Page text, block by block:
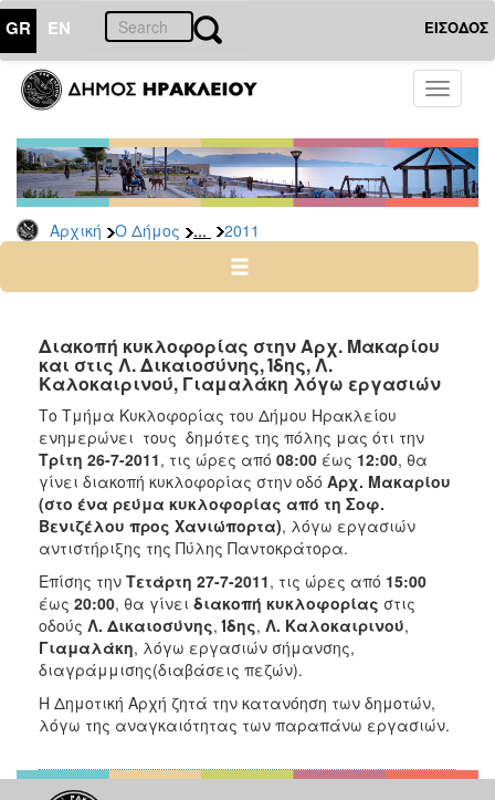
GR EN ΕΙΣΟΔΟΣ
Toggle
Αρχική Ο Δήμος ... 2011
ΔΗΜΟΣ
Δελτία
Τύπου
Αρχείο
2026
2024
2022
2021
2020
2019
2018
2017
2016
2015
2013
2012
2011
2010
2006
Διακοπή κυκλοφορίας στην Αρχ. Μακαρίου
και στις Λ. Δικαιοσύνης, Ίδης, Λ.
Καλοκαιρινού, Γιαμαλάκη λόγω εργασιών
Το Τμήμα Κυκλοφορίας του Δήμου Ηρακλείου
ενημερώνει τους δημότες της πόλης μας ότι την
Τρίτη 26-7-2011, τις ώρες από 08:00 έως 12:00, θα
γίνει διακοπή κυκλοφορίας στην οδό Αρχ. Μακαρίου
(στο ένα ρεύμα κυκλοφορίας από τη Σοφ.
Βενιζέλου προς Χανιώπορτα), λόγω εργασιών
αντιστήριξης της Πύλης Παντοκράτορα.
Επίσης την Τετάρτη 27-7-2011, τις ώρες από 15:00
έως 20:00, θα γίνει διακοπή κυκλοφορίας στις
οδούς Λ. Δικαιοσύνης,Ίδης, Λ. Καλοκαιρινού,
Γιαμαλάκη, λόγω εργασιών σήμανσης,
διαγράμμισης(διαβάσεις πεζών).
Η Δημοτική Αρχή ζητά την κατανόηση των δημοτών,
λόγω της αναγκαιότητας των παραπάνω εργασιών.